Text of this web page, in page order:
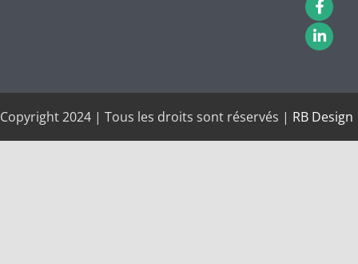
Copyright 2024 | Tous les droits sont réservés | RB Design